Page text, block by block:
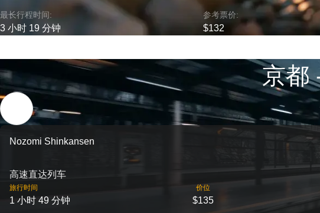
最长行程时间:
3 小时 19 分钟
参考票价:
$132
京都
Nozomi Shinkansen
高速直达列车
旅行时间
1 小时 49 分钟
价位
$135